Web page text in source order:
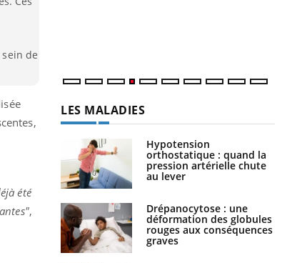
de
été
,
LES MALADIES
Hypotension
orthostatique : quand la
pression artérielle chute
au lever
Drépanocytose : une
déformation des globules
rouges aux conséquences
graves